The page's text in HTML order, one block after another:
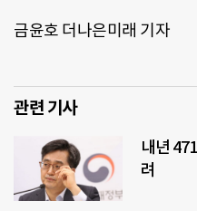
금윤호 더나은미래 기자
관련 기사
내년
려